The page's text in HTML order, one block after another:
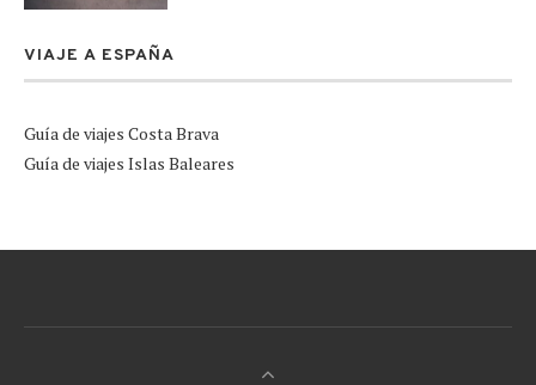
VIAJE A ESPAÑA
Guía de viajes Costa Brava
Guía de viajes Islas Baleares